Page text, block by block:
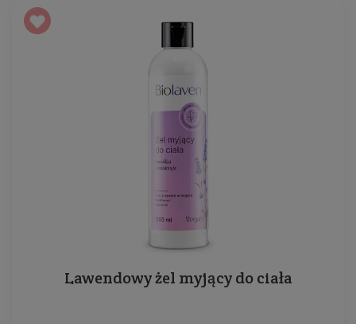
Lawendowy żel myjący do ciała